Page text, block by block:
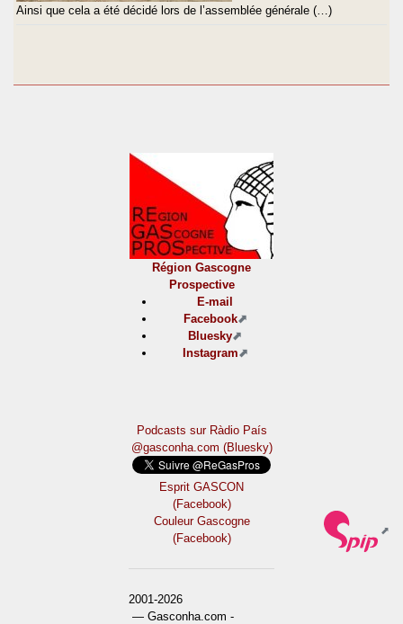
Ainsi que cela a été décidé lors de l’assemblée générale (…)
Région Gascogne
Prospective
E-mail
Facebook
Bluesky
Instagram
Podcasts sur Ràdio País
@gasconha.com (Bluesky)
Esprit GASCON
(Facebook)
Couleur Gascogne
(Facebook)
2001-2026
— Gasconha.com -